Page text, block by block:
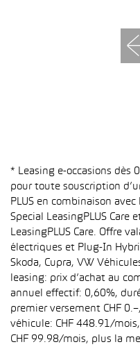
* Leasing e-occasions dès
pour toute souscription
PLUS en combinaison
Special LeasingPLUS Care
LeasingPLUS Care. Offre
électriques et Plug-In
Skoda, Cupra, VW
leasing: prix d’achat au
annuel effectif: 0,60%,
premier versement CHF
véhicule: CHF 448.91/
CHF 99.98/mois, plus la